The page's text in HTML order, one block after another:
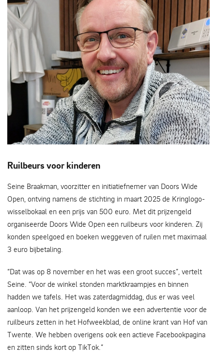
kun je daarmee?”
Ruilbeurs voor kinderen
Seine Braakman, voorzitter en initiatiefnemer van Doors Wide
Open, ontving namens de stichting in maart 2025 de Kringlogo-
wisselbokaal en een prijs van 500 euro. Met dit prijzengeld
organiseerde Doors Wide Open een ruilbeurs voor kinderen. Zij
konden speelgoed en boeken weggeven of ruilen met maximaal
3 euro bijbetaling.
“Dat was op 8 november en het was een groot succes”, vertelt
Seine. “Voor de winkel stonden marktkraampjes en binnen
hadden we tafels. Het was zaterdagmiddag, dus er was veel
aanloop. Van het prijzengeld konden we een advertentie voor de
ruilbeurs zetten in het Hofweekblad, de online krant van Hof van
Twente. We hebben overigens ook een actieve Facebookpagina
en zitten sinds kort op TikTok.”